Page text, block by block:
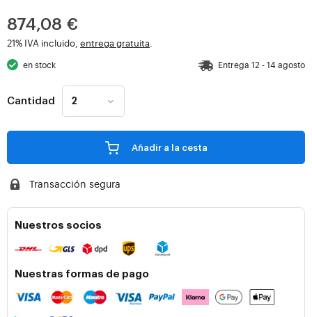
874,08 €
21% IVA incluido, entrega gratuita
en stock Entrega 12 - 14 agosto
Cantidad
Añadir a la cesta
Transacción segura
Nuestros socios
Nuestras formas de pago